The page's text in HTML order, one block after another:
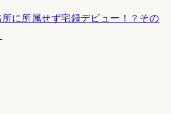
に所属せず宅録デビュー！？その